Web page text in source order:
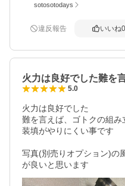
sotosotodays
違反報告 いいね0
火力は良好でした難を
5.0
火力は良好でした
難を言えば、ゴトクの組
装填がやりにくい事です
写真(別売りオプション)の
が良いと思います